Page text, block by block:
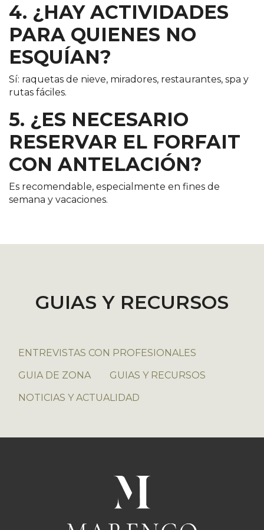
4. ¿HAY ACTIVIDADES
PARA QUIENES NO
ESQUÍAN?
Sí: raquetas de nieve, miradores, restaurantes, spa y
rutas fáciles.
5. ¿ES NECESARIO
RESERVAR EL FORFAIT
CON ANTELACIÓN?
Es recomendable, especialmente en fines de
semana y vacaciones.
GUIAS Y RECURSOS
ENTREVISTAS CON PROFESIONALES
GUIA DE ZONA
GUIAS Y RECURSOS
NOTICIAS Y ACTUALIDAD